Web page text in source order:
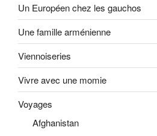
Un Européen chez les gauchos
Une famille arménienne
Viennoiseries
Vivre avec une momie
Voyages
Afghanistan